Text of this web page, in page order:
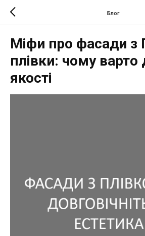
Блог
Міфи про фасади з
плівки: чому варто
якості